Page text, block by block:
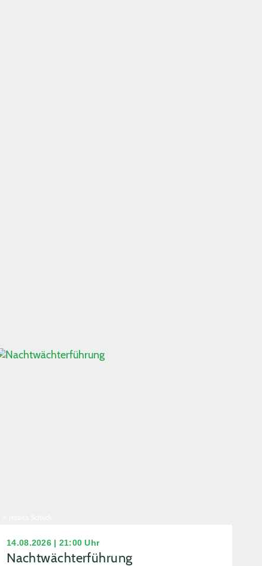
14.08.2026 | 21:00 Uhr
Nachtwächterführung